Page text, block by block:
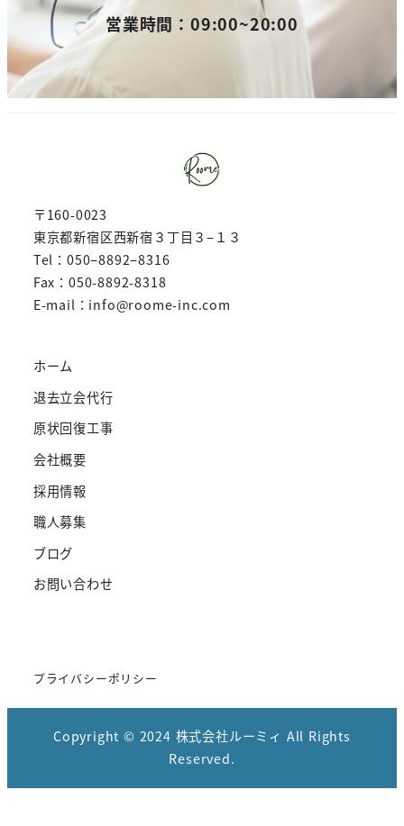
営業時間：09:00~20:00
〒160-0023
東京都新宿区西新宿３丁目３−１３
Tel：050−8892−8316
Fax：050-8892-8318
E-mail：info@roome-inc.com
ホーム
退去立会代行
原状回復工事
会社概要
採用情報
職人募集
ブログ
お問い合わせ
プライバシーポリシー
Copyright © 2024 株式会社ルーミィ All Rights
Reserved.